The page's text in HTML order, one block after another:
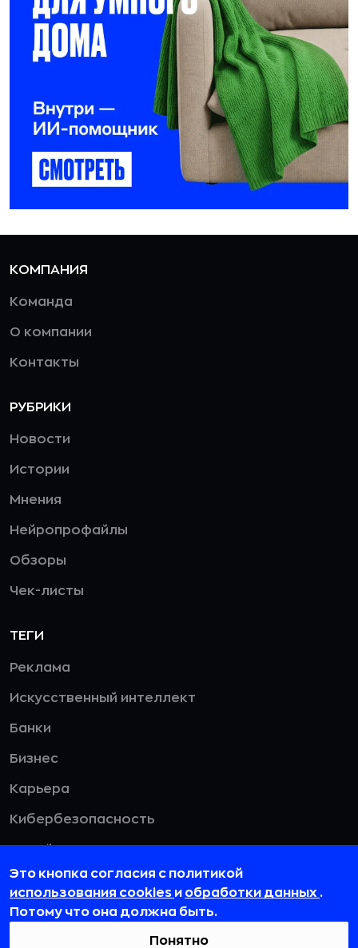
КОМПАНИЯ
Команда
О компании
Контакты
РУБРИКИ
Новости
Истории
Мнения
Нейропрофайлы
Обзоры
Чек-листы
ТЕГИ
Реклама
Искусственный интеллект
Банки
Бизнес
Карьера
Кибербезопасность
HR
Смотреть все
Это кнопка согласия с политикой
использования cookies и обработки данных .
Потому что она должна быть.
Понятно